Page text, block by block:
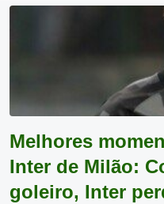
Melhores
Inter de Milão:
goleiro, Inter